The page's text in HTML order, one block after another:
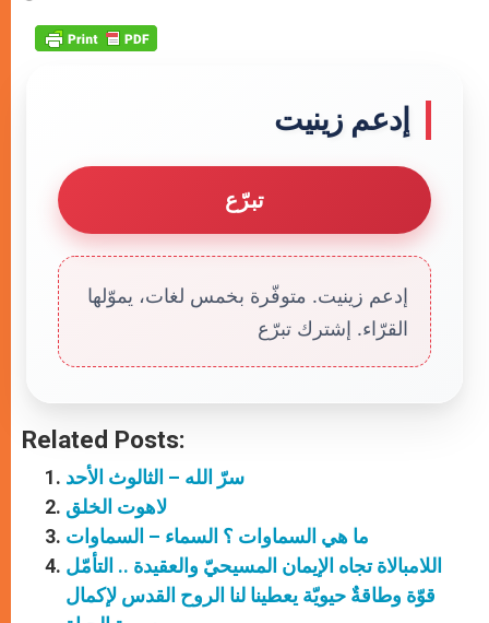
إدعم زينيت
تبرّع
إدعم زينيت. متوفّرة بخمس لغات، يموّلها
القرّاء. إشترك تبرّع
Related Posts:
سرّ الله – الثالوث الأحد
لاهوت الخلق
ما هي السماوات ؟ السماء – السماوات
اللامبالاة تجاه الإيمان المسيحيّ والعقيدة .. التأمّل
قوّة وطاقةٌ حيويّة يعطينا لنا الروح القدس لإكمال